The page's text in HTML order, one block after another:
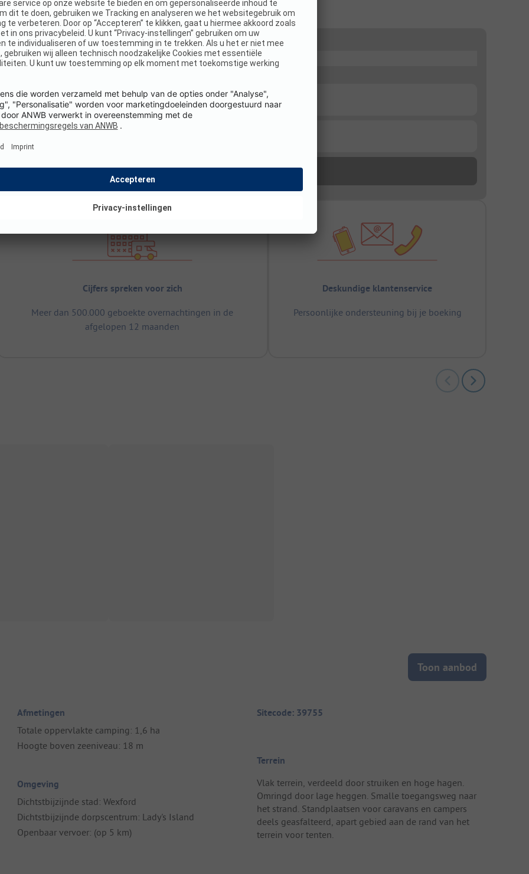
Cijfers spreken voor zich
Meer dan 500.000 geboekte overnachtingen in de
afgelopen 12 maanden
Deskundige klantenservice
Persoonlijke ondersteuning bij je boeking
Toon aanbod
Afmetingen
Totale oppervlakte camping: 1,6 ha
Hoogte boven zeeniveau: 18 m
Omgeving
Dichtstbijzijnde stad: Wexford
Dichtstbijzijnde dorpscentrum: Lady's Island
Openbaar vervoer: (op 5 km)
Sitecode: 39755
Terrein
Vlak terrein, verdeeld door struiken en hoge hagen.
Omringd door lage heggen. Smalle toegangsweg naar
het strand. Standplaatsen voor caravans en campers
deels geasfalteerd, apart gebied aan de rand van het
terrein voor tenten.